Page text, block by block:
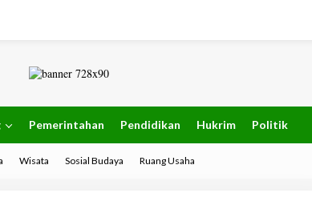
Pemerintahan Pendidikan Hukrim Politik
Wisata Sosial Budaya Ruang Usaha